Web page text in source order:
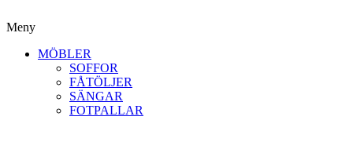
Meny
MÖBLER
SOFFOR
FÅTÖLJER
SÄNGAR
FOTPALLAR